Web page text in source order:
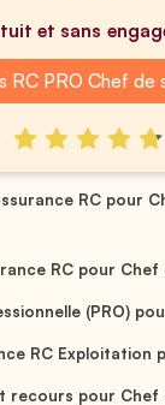
et sans
RC PRO Chef de
RC pour
RC pour
(PRO)
RC Exploitation
recours pour Chef